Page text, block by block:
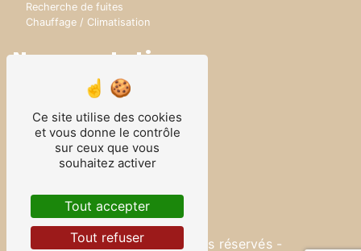
Recherche de fuites
Chauffage / Climatisation
Nos prestations
Fuite enterrée
Dépannage plomberie
Rénovation Salle de bain
Rénovation Plomberie
Plomberie
Plombier
Vistalid- 2026 - Tous droits réservés -
Ce site utilise des cookies
et vous donne le contrôle
sur ceux que vous
souhaitez activer
Tout accepter
Tout refuser